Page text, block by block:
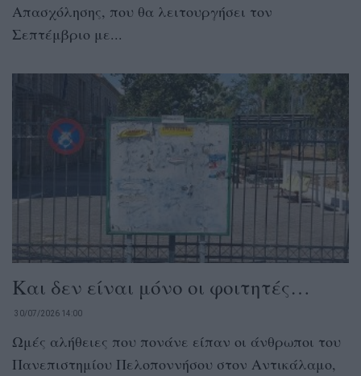
Απασχόλησης, που θα λειτουργήσει τον
Σεπτέμβριο με...
Και δεν είναι μόνο οι φοιτητές…
30/07/2026 14:00
Ωμές αλήθειες που πονάνε είπαν οι άνθρωποι του
Πανεπιστημίου Πελοποννήσου στον Αντικάλαμο,